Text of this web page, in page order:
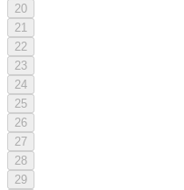
20
21
22
23
24
25
26
27
28
29